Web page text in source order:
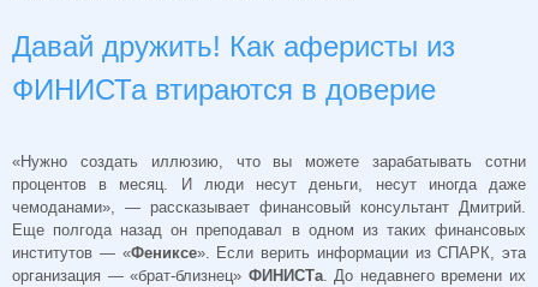
Давай дружить! Как аферисты из
ФИНИСТа втираются в доверие
«Нужно создать иллюзию, что вы можете зарабатывать сотни
процентов в месяц. И люди несут деньги, несут иногда даже
чемоданами», — рассказывает финансовый консультант Дмитрий.
Еще полгода назад он преподавал в одном из таких финансовых
институтов — «Фениксе». Если верить информации из СПАРК, эта
организация — «брат-близнец» ФИНИСТа. До недавнего времени их